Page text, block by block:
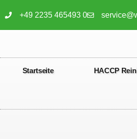
+49 2235 465493 0
Startseite HACCP